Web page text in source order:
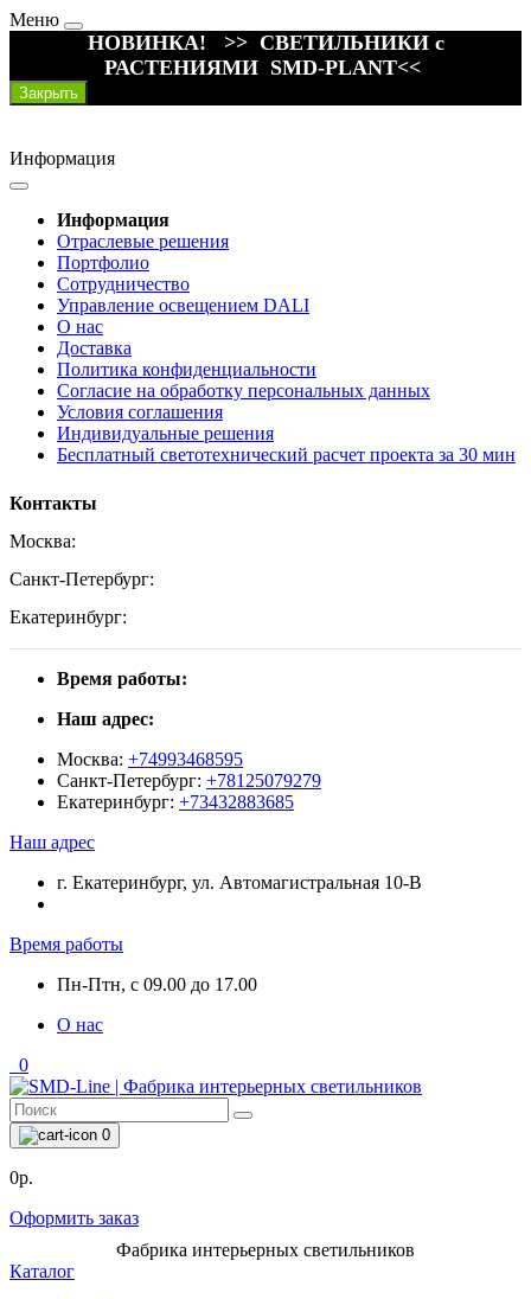
Меню
НОВИНКА! >> СВЕТИЛЬНИКИ с
РАСТЕНИЯМИ SMD-PLANT<<
Закрыть
Информация
Информация
Отраслевые решения
Портфолио
Сотрудничество
Управление освещением DALI
О нас
Доставка
Политика конфиденциальности
Согласие на обработку персональных данных
Условия соглашения
Индивидуальные решения
Бесплатный светотехнический расчет проекта за 30 мин
Контакты
Москва:
Санкт-Петербург:
Екатеринбург:
Время работы:
Наш адрес:
Москва: +74993468595
Санкт-Петербург: +78125079279
Екатеринбург: +73432883685
Наш адрес
г. Екатеринбург, ул. Автомагистральная 10-В
Время работы
Пн-Птн, с 09.00 до 17.00
О нас
0
0
0р.
Оформить заказ
Фабрика интерьерных светильников
Каталог